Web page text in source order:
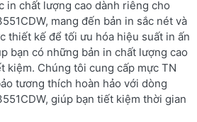
in chất lượng cao dành riêng cho
mang đến bản in sắc nét và
thiết kế để tối ưu hóa hiệu suất in ấn
bạn có những bản in chất lượng cao
kiệm. Chúng tôi cung cấp mực TN
tương thích hoàn hảo với dòng
giúp bạn tiết kiệm thời gian